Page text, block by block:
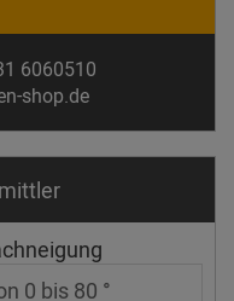
6060510
shop.de